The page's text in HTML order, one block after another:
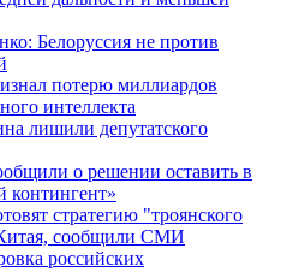
Белоруссия не против
потерю миллиардов
интеллекта
лишили депутатского
о решении оставить в
контингент»
стратегию "троянского
сообщили СМИ
российских